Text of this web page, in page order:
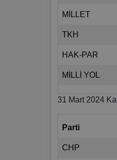
MİLLET
TKH
HAK-PAR
MİLLİ YOL
31 Mart 2024
Parti
CHP